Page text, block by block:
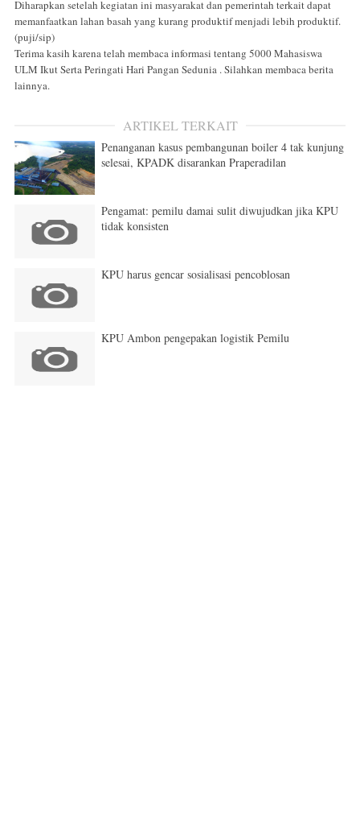
Diharapkan setelah kegiatan ini masyarakat dan pemerintah terkait dapat
memanfaatkan lahan basah yang kurang produktif menjadi lebih produktif.
(puji/sip)
Terima kasih karena telah membaca informasi tentang 5000 Mahasiswa
ULM Ikut Serta Peringati Hari Pangan Sedunia . Silahkan membaca berita
lainnya.
ARTIKEL TERKAIT
Penanganan kasus pembangunan boiler 4 tak kunjung
selesai, KPADK disarankan Praperadilan
Pengamat: pemilu damai sulit diwujudkan jika KPU
tidak konsisten
KPU harus gencar sosialisasi pencoblosan
KPU Ambon pengepakan logistik Pemilu